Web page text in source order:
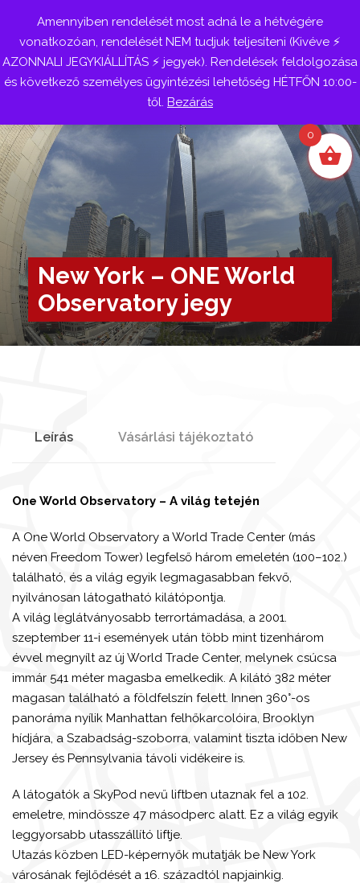
Belépés
New York – ONE World
Observatory jegy
Leírás Vásárlási tájékoztató
One World Observatory – A világ tetején
A One World Observatory a World Trade Center (más
néven Freedom Tower) legfelső három emeletén (100–102.)
található, és a világ egyik legmagasabban fekvő,
nyilvánosan látogatható kilátópontja.
A világ leglátványosabb terrortámadása, a 2001.
szeptember 11-i események után több mint tizenhárom
évvel megnyílt az új World Trade Center, melynek csúcsa
immár 541 méter magasba emelkedik. A kilátó 382 méter
magasan található a földfelszín felett. Innen 360°-os
panoráma nyílik Manhattan felhőkarcolóira, Brooklyn
hídjára, a Szabadság-szoborra, valamint tiszta időben New
Jersey és Pennsylvania távoli vidékeire is.
A látogatók a SkyPod nevű liftben utaznak fel a 102.
emeletre, mindössze 47 másodperc alatt. Ez a világ egyik
leggyorsabb utasszállító liftje.
Utazás közben LED-képernyők mutatják be New York
városának fejlődését a 16. századtól napjainkig.
Amennyiben rendelését most adná le a hétvégére
vonatkozóan, rendelését NEM tudjuk teljesíteni (Kivéve ⚡
AZONNALI JEGYKIÁLLÍTÁS ⚡ jegyek). Rendelések feldolgozása
és következő személyes ügyintézési lehetőség HÉTFŐN 10:00-
től. Bezárás
0